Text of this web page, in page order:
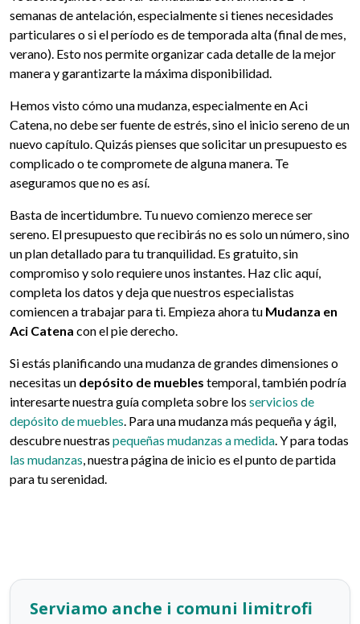
semanas de antelación, especialmente si tienes necesidades
particulares o si el período es de temporada alta (final de mes,
verano). Esto nos permite organizar cada detalle de la mejor
manera y garantizarte la máxima disponibilidad.
Hemos visto cómo una mudanza, especialmente en Aci
Catena, no debe ser fuente de estrés, sino el inicio sereno de un
nuevo capítulo. Quizás pienses que solicitar un presupuesto es
complicado o te compromete de alguna manera. Te
aseguramos que no es así.
Basta de incertidumbre. Tu nuevo comienzo merece ser
sereno. El presupuesto que recibirás no es solo un número, sino
un plan detallado para tu tranquilidad. Es gratuito, sin
compromiso y solo requiere unos instantes. Haz clic aquí,
completa los datos y deja que nuestros especialistas
comiencen a trabajar para ti. Empieza ahora tu Mudanza en
Aci Catena con el pie derecho.
Si estás planificando una mudanza de grandes dimensiones o
necesitas un depósito de muebles temporal, también podría
interesarte nuestra guía completa sobre los servicios de
depósito de muebles. Para una mudanza más pequeña y ágil,
descubre nuestras pequeñas mudanzas a medida. Y para todas
las mudanzas, nuestra página de inicio es el punto de partida
para tu serenidad.
Serviamo anche i comuni limitrofi